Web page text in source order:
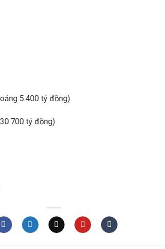
5.400 tỷ đồng)
tỷ đồng)